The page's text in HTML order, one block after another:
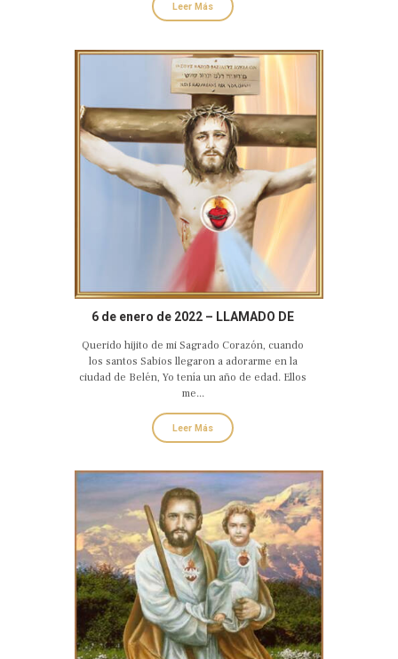
Leer Más
6 de enero de 2022 – LLAMADO DE
CORAZÓN EUCARÍSTICO DE JESÚS
Querido hijito de mi Sagrado Corazón, cuando
los santos Sabios llegaron a adorarme en la
ciudad de Belén, Yo tenía un año de edad. Ellos
me...
Leer Más